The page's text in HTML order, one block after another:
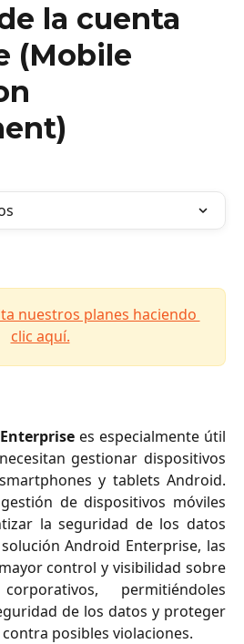
la cuenta
(Mobile
nuestros planes haciendo
clic aquí.
es especialmente útil
gestionar dispositivos
y tablets Android.
de dispositivos móviles
la seguridad de los datos
Android Enterprise, las
control y visibilidad sobre
permitiéndoles
de los datos y proteger
posibles violaciones.